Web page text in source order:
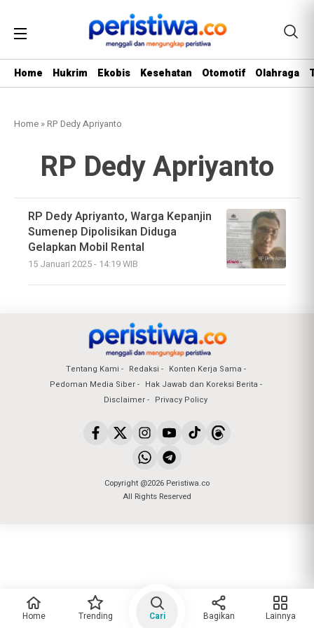
Home Hukrim Ekobis Kesehatan Otomotif Olahraga
Home »RP Dedy Apriyanto
RP Dedy Apriyanto
RP Dedy Apriyanto, Warga Kepanjin
Sumenep Dipolisikan Diduga
Gelapkan Mobil Rental
15 Januari 2025 - 14:19 WIB
Tentang Kami Redaksi
Konten Kerja Sama
Pedoman Media Siber
Hak Jawab dan Koreksi Berita
Disclaimer
Privacy Policy
Copyright @2026 Peristiwa.co
All Rights Reserved
Home Trending Cari Bagikan Lainnya